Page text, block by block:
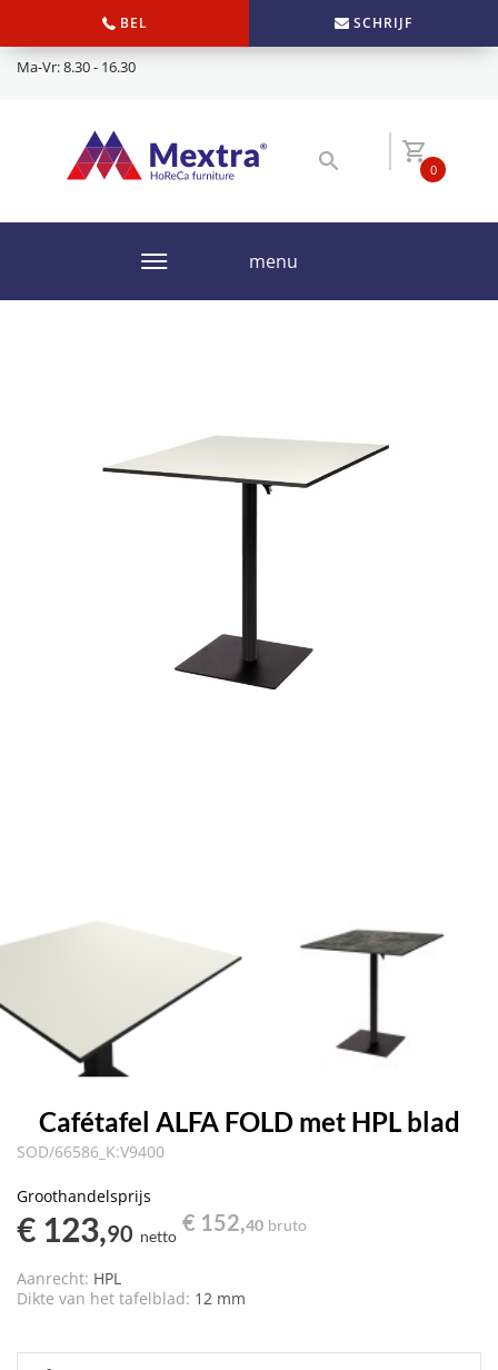
BEL SCHRIJF
Ma-Vr: 8.30 - 16.30
0
menu
Cafétafel ALFA FOLD met HPL blad
SOD/66586_K:V9400
Groothandelsprijs
€ 123,90 netto
€ 152,40 bruto
Aanrecht: HPL
Dikte van het tafelblad: 12 mm